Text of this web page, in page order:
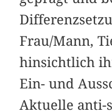
Frau/Mann,
hinsichtlich
Ein- und
Aktuelle anti-